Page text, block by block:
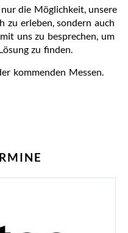
die Möglichkeit, unsere
zu erleben, sondern auch
uns zu besprechen, um
zu finden.
kommenden Messen.